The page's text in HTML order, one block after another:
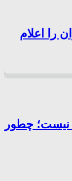
را اعلام
نیست؛ چطور